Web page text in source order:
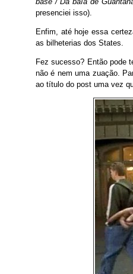
presenciei isso).
Enfim, até hoje essa
as bilheterias dos States.
Fez sucesso? Então pode
não é nem uma zuação.
ao título do post uma vez